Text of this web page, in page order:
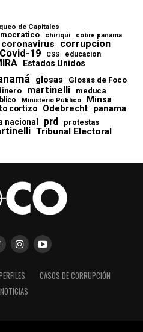
de Capitales
chiriqui cobre panama
coronavirus corrupcion
Covid-19 CSS educacion
Estados Unidos
glosas Glosas de Foco
martinelli meduca
Ministerio Público Minsa
cortizo Odebrecht panama
nacional prd protestas
Tribunal Electoral
CASOS DE CORRUPCIÓN
NOTICIAS